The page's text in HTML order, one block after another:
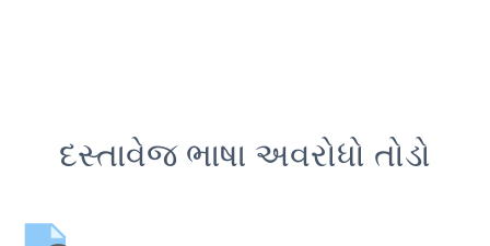
દસ્તાવેજ ભાષા અવરોધો તોડો